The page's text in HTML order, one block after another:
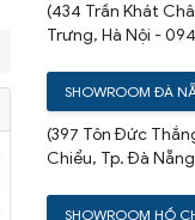
(434 Trần Khát
Trưng, Hà Nội -
SHOWROOM ĐÀ
(397 Tôn Đức
Chiểu, Tp. Đà
SHOWROOM HỒ